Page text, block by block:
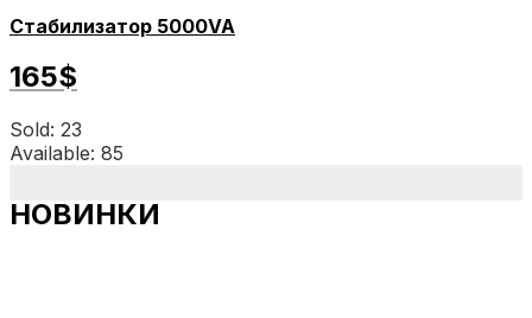
Стабилизатор 5000VA
165$
Sold: 23
Available: 85
НОВИНКИ